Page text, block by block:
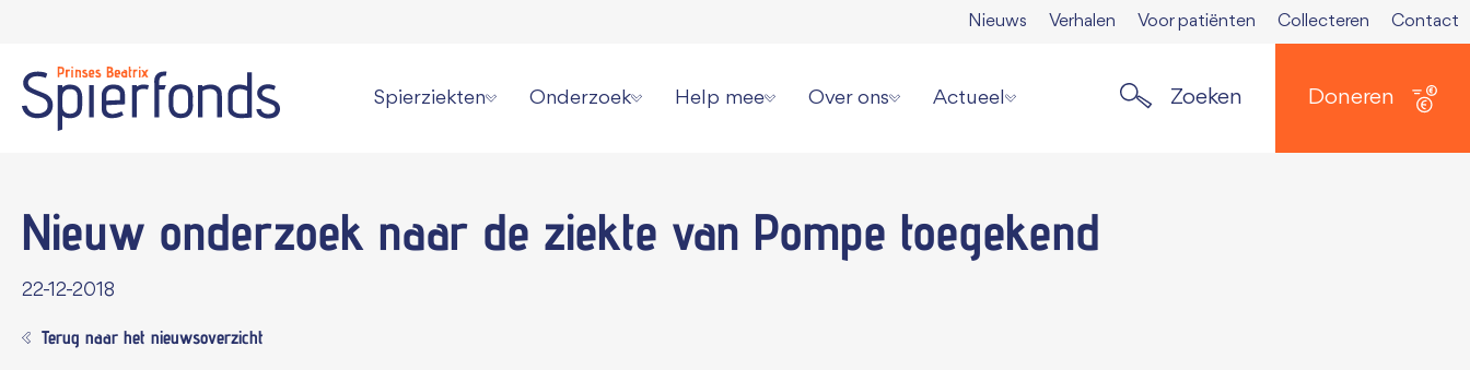
Nieuws Verhalen Voor patiënten Collecteren Contact
Spierziekten
Overzicht alle spierziekten
Onderzoek
Overzicht alle onderzoeken
Help mee
Zelf actievoeren
Over ons
Wie wij zijn
Actueel
Aanmelden nieuwsbrief
Zoeken Doneren
Nieuw onderzoek naar de ziekte van Pompe toegekend
22-12-2018
Terug naar het nieuwsoverzicht